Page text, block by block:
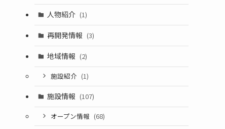
人物紹介 (1)
再開発情報 (3)
地域情報 (2)
施設紹介 (1)
施設情報 (107)
オープン情報 (68)